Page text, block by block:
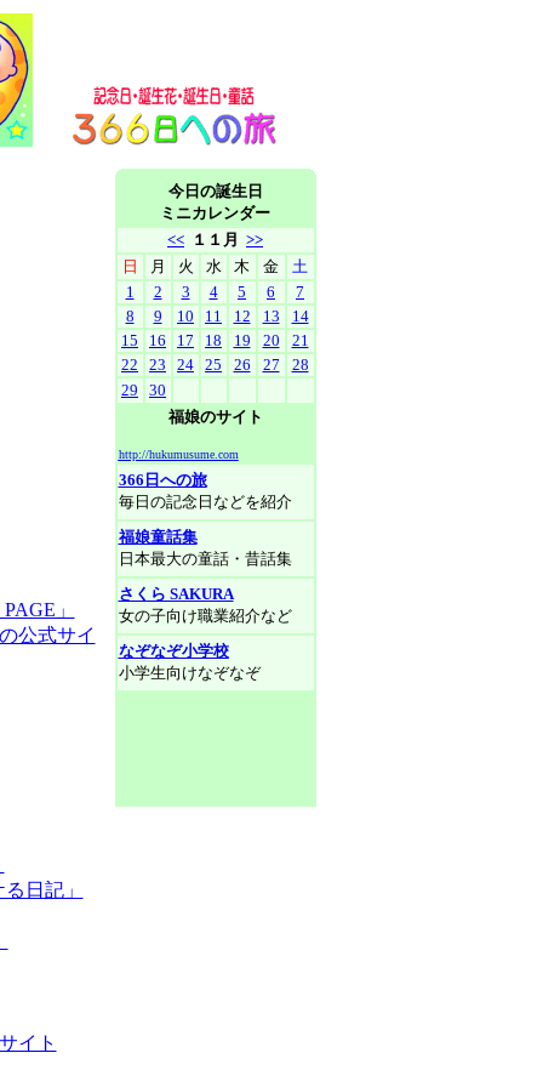
」
公式サイ
日記」
イト
今日の誕生日
ミニカレンダー
<< １１月 >>
日
月 火 水 木 金
土
1
2 3 4 5 6
7
8
9 10 11 12 13
14
15
16 17 18 19 20
21
22
23 24 25 26 27
28
29
30
福娘のサイト
http://hukumusume.com
366日への旅
毎日の記念日などを紹介
福娘童話集
日本最大の童話・昔話集
さくら SAKURA
女の子向け職業紹介など
なぞなぞ小学校
小学生向けなぞなぞ